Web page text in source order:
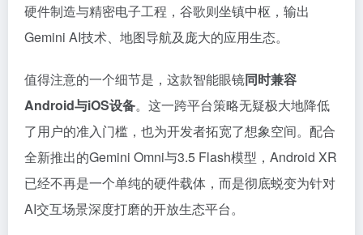
硬件制造与精密电子工程，谷歌则坐镇中枢，输出
Gemini AI技术、地图导航及庞大的应用生态。
值得注意的一个细节是，这款智能眼镜同时兼容
Android与iOS设备。这一跨平台策略无疑极大地降低
了用户的准入门槛，也为开发者拓宽了想象空间。配合
全新推出的Gemini Omni与3.5 Flash模型，Android XR
已经不再是一个单纯的硬件载体，而是彻底蜕变为针对
AI交互场景深度打磨的开放生态平台。